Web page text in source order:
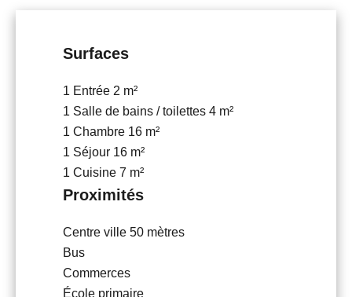
Surfaces
1 Entrée 2 m²
1 Salle de bains / toilettes 4 m²
1 Chambre 16 m²
1 Séjour 16 m²
1 Cuisine 7 m²
Proximités
Centre ville 50 mètres
Bus
Commerces
École primaire